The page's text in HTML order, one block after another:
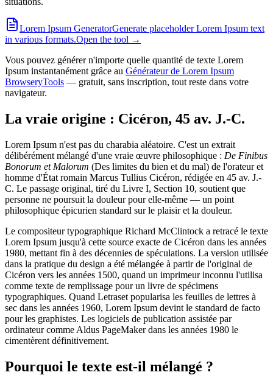
Lorem Ipsum GeneratorGenerate placeholder Lorem Ipsum text
in various formats.Open the tool →
Vous pouvez générer n'importe quelle quantité de texte Lorem
Ipsum instantanément grâce au Générateur de Lorem Ipsum
BrowseryTools — gratuit, sans inscription, tout reste dans votre
navigateur.
La vraie origine : Cicéron, 45 av. J.-C.
Lorem Ipsum n'est pas du charabia aléatoire. C'est un extrait
délibérément mélangé d'une vraie œuvre philosophique : De Finibus
Bonorum et Malorum (Des limites du bien et du mal) de l'orateur et
homme d'État romain Marcus Tullius Cicéron, rédigée en 45 av. J.-
C. Le passage original, tiré du Livre I, Section 10, soutient que
personne ne poursuit la douleur pour elle-même — un point
philosophique épicurien standard sur le plaisir et la douleur.
Le compositeur typographique Richard McClintock a retracé le texte
Lorem Ipsum jusqu'à cette source exacte de Cicéron dans les années
1980, mettant fin à des décennies de spéculations. La version utilisée
dans la pratique du design a été mélangée à partir de l'original de
Cicéron vers les années 1500, quand un imprimeur inconnu l'utilisa
comme texte de remplissage pour un livre de spécimens
typographiques. Quand Letraset popularisa les feuilles de lettres à
sec dans les années 1960, Lorem Ipsum devint le standard de facto
pour les graphistes. Les logiciels de publication assistée par
ordinateur comme Aldus PageMaker dans les années 1980 le
cimentèrent définitivement.
Pourquoi le texte est-il mélangé ?